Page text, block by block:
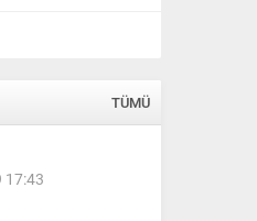
TÜMÜ
17:43